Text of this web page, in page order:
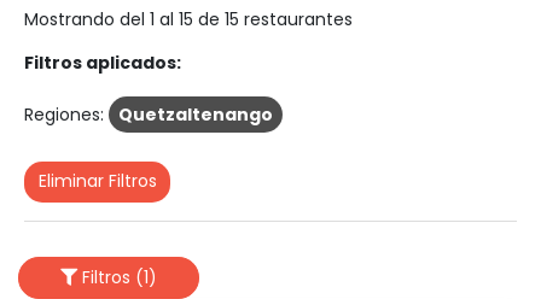
Mostrando del 1 al 15 de 15 restaurantes
Filtros aplicados:
Regiones: Quetzaltenango
Eliminar Filtros
Filtros (1)